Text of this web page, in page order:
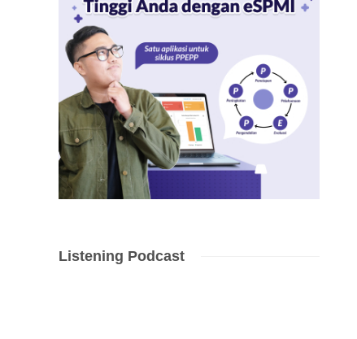
Listening Podcast